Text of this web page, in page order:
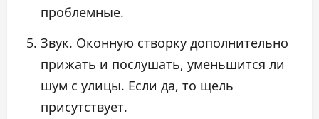
проблемные.
Звук. Оконную створку дополнительно
прижать и послушать, уменьшится ли
шум с улицы. Если да, то щель
присутствует.